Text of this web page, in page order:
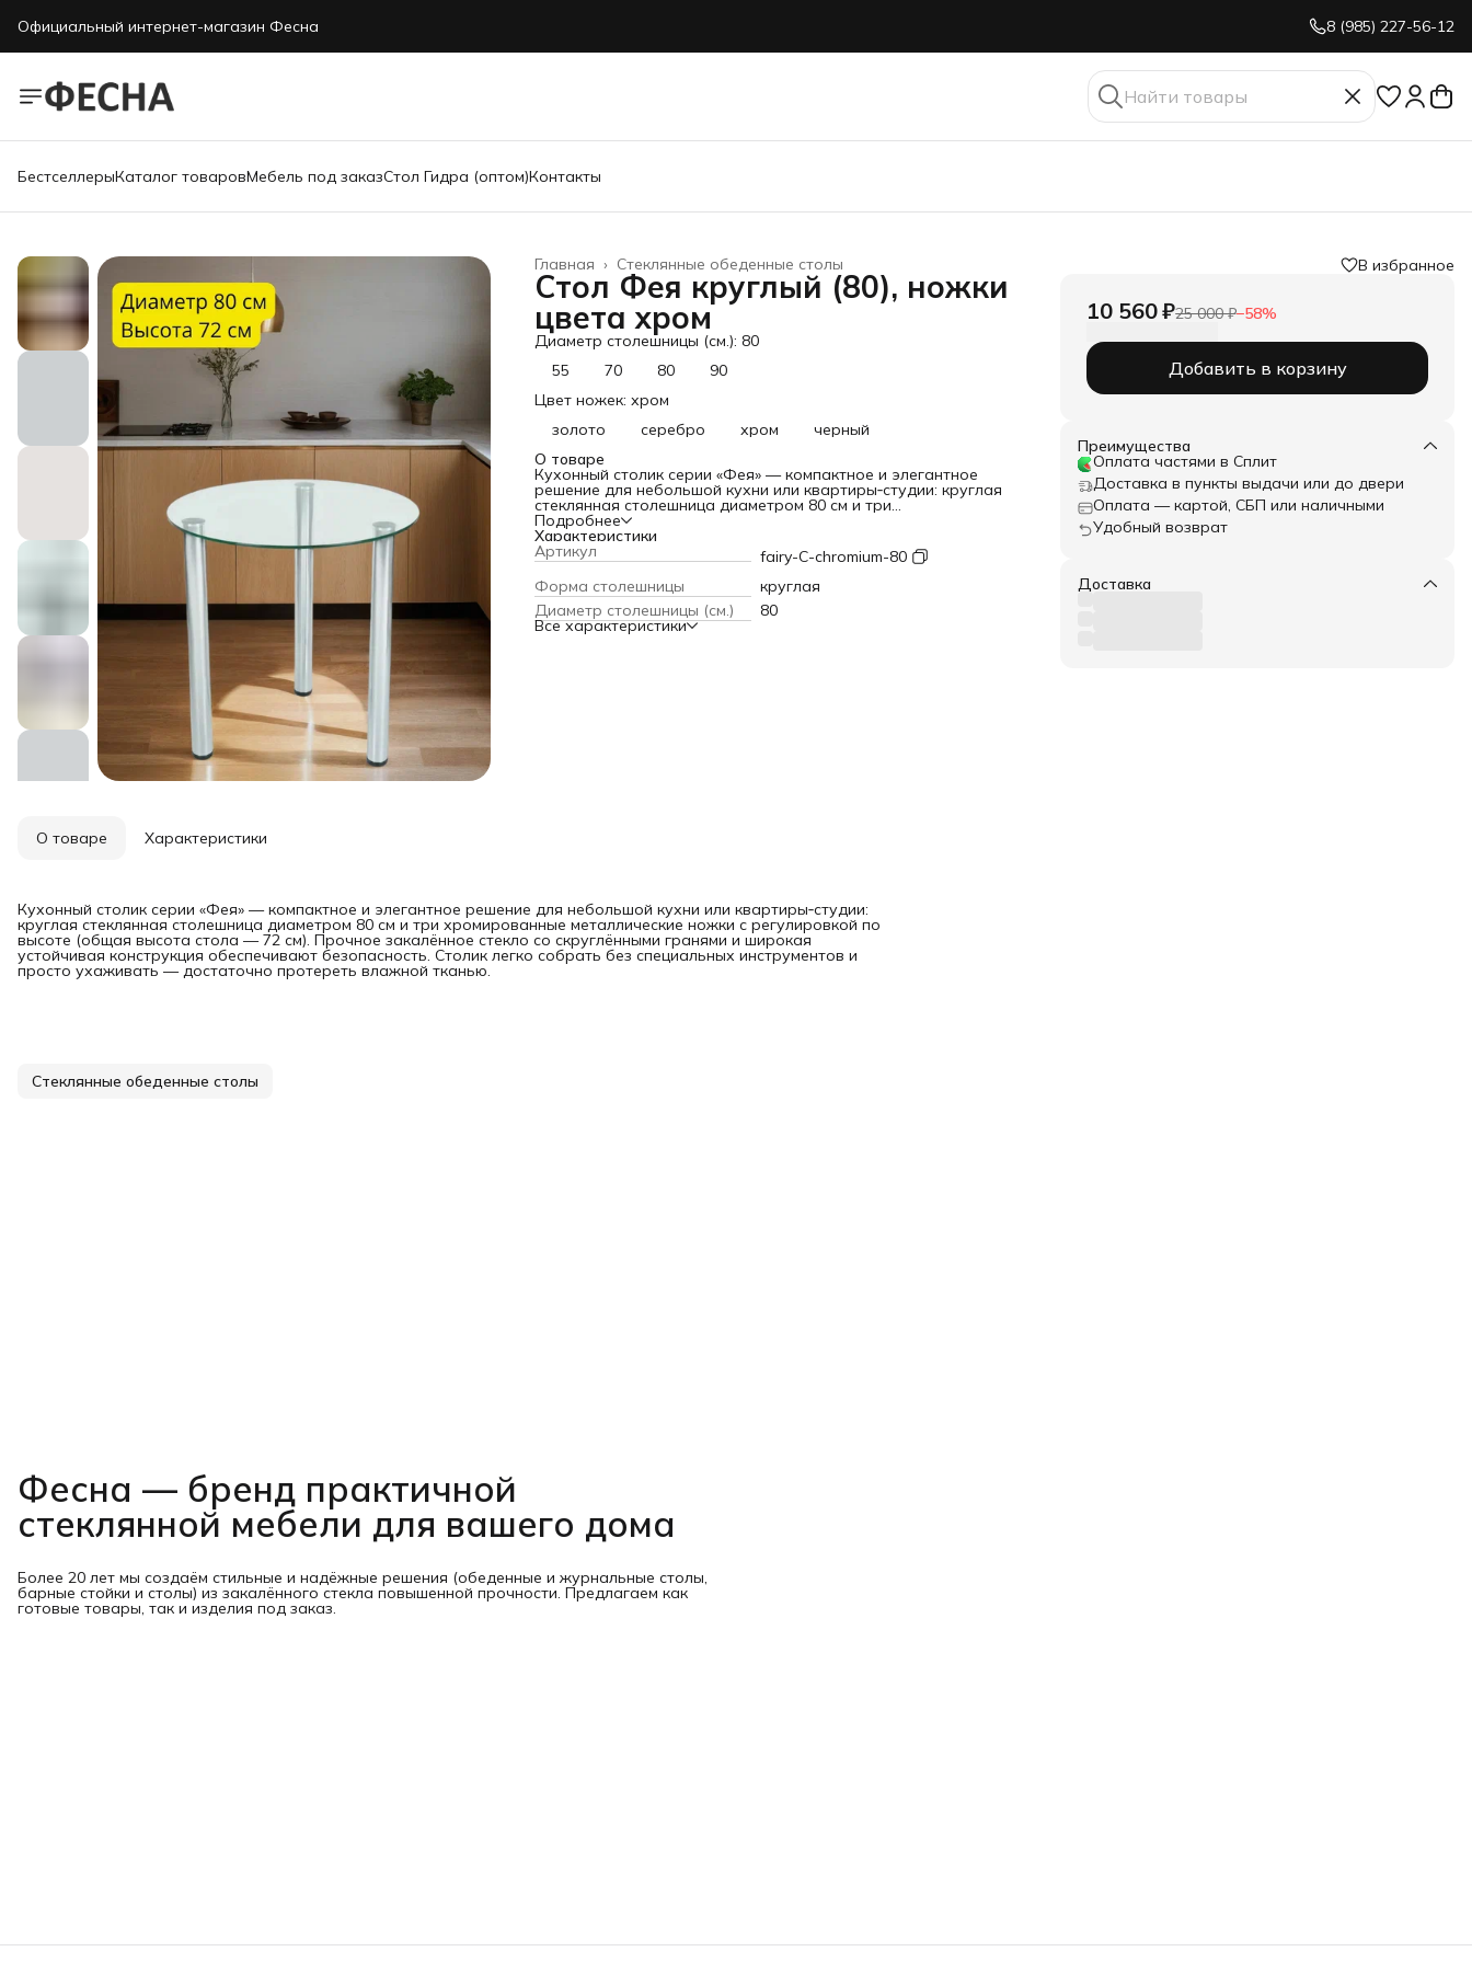
Официальный интернет-магазин Фесна 8 (985) 227-56-12
БестселлерыКаталог товаровМебель под заказСтол Гидра (оптом)Контакты
Стеклянные обеденные столы
Главная ›
Стол Фея круглый (80), ножки
цвета хром
Диаметр столешницы (см.): 80
55
70 80
90
Цвет ножек: хром
золото
серебро хром
черный
О товаре
Кухонный столик серии «Фея» — компактное и элегантное
решение для небольшой кухни или квартиры‑студии: круглая
стеклянная столешница диаметром 80 см и три
хромированные металлические ножки с регулировкой по
высоте (общая высота стола — 72 см). Прочное закалённое
стекло со скруглёнными гранями и широкая устойчивая
конструкция обеспечивают безопасность. Столик легко
собрать без специальных инструментов и просто ухаживать
— достаточно протереть влажной тканью.
Подробнее
Характеристики
Артикул
fairy-C-chromium-80
Форма столешницы
круглая
Диаметр столешницы (см.)
80
Все характеристики
В избранное
10 560 ₽25 000 ₽−58%
Добавить в корзину
Преимущества
Оплата частями в Сплит
Доставка в пункты выдачи или до двери
Оплата — картой, СБП или наличными
Удобный возврат
Доставка
О товаре Характеристики
Кухонный столик серии «Фея» — компактное и элегантное решение для небольшой кухни или квартиры‑студии:
круглая стеклянная столешница диаметром 80 см и три хромированные металлические ножки с регулировкой по
высоте (общая высота стола — 72 см). Прочное закалённое стекло со скруглёнными гранями и широкая
устойчивая конструкция обеспечивают безопасность. Столик легко собрать без специальных инструментов и
просто ухаживать — достаточно протереть влажной тканью.
Стеклянные обеденные столы
Фесна — бренд практичной
стеклянной мебели для вашего дома
Более 20 лет мы создаём стильные и надёжные решения (обеденные и журнальные столы,
барные стойки и столы) из закалённого стекла повышенной прочности. Предлагаем как
готовые товары, так и изделия под заказ.